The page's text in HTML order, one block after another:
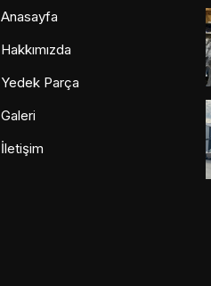
Anasayfa
Hakkımızda
Yedek Parça
Galeri
İletişim